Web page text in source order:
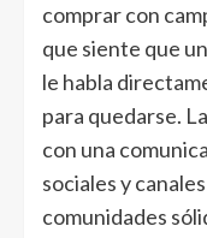
comprar con
que siente que
le habla
para quedarse.
con una
sociales y
comunidades